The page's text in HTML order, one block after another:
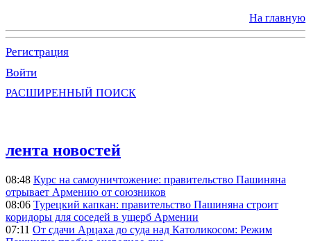
На главную
Регистрация
Войти
РАСШИРЕННЫЙ ПОИСК
лента новостей
08:48 Курс на самоуничтожение: правительство Пашиняна
отрывает Армению от союзников
08:06 Турецкий капкан: правительство Пашиняна строит
коридоры для соседей в ущерб Армении
07:11 От сдачи Арцаха до суда над Католикосом: Режим